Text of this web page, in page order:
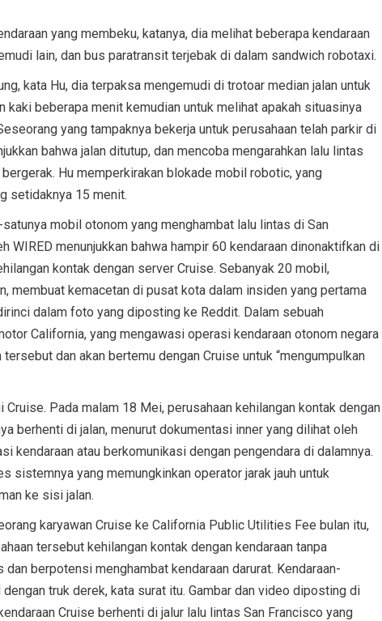
yang membeku, katanya, dia melihat beberapa kendaraan
lain, dan bus paratransit terjebak di dalam sandwich robotaxi.
kata Hu, dia terpaksa mengemudi di trotoar median jalan untuk
kaki beberapa menit kemudian untuk melihat apakah situasinya
yang tampaknya bekerja untuk perusahaan telah parkir di
bahwa jalan ditutup, dan mencoba mengarahkan lalu lintas
Hu memperkirakan blokade mobil robotic, yang
setidaknya 15 menit.
mobil otonom yang menghambat lalu lintas di San
WIRED menunjukkan bahwa hampir 60 kendaraan dinonaktifkan di
kontak dengan server Cruise. Sebanyak 20 mobil,
membuat kemacetan di pusat kota dalam insiden yang pertama
dalam foto yang diposting ke Reddit. Dalam sebuah
California, yang mengawasi operasi kendaraan otonom negara
dan akan bertemu dengan Cruise untuk “mengumpulkan
Pada malam 18 Mei, perusahaan kehilangan kontak dengan
berhenti di jalan, menurut dokumentasi inner yang dilihat oleh
kendaraan atau berkomunikasi dengan pengendara di dalamnya.
sistemnya yang memungkinkan operator jarak jauh untuk
ke sisi jalan.
karyawan Cruise ke California Public Utilities Fee bulan itu,
tersebut kehilangan kontak dengan kendaraan tanpa
berpotensi menghambat kendaraan darurat. Kendaraan-
truk derek, kata surat itu. Gambar dan video diposting di
Cruise berhenti di jalur lalu lintas San Francisco yang